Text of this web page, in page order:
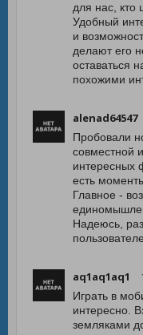
для нас, кто
Удобный
и
делают его
оставаться
похожими
alenad64547
Пробовали
совместной
интересных
есть
Главное -
Надеюсь,
aq1aq1aq1
Играть в
интересно.
земляками